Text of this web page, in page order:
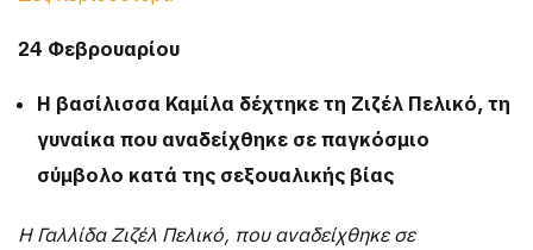
24 Φεβρουαρίου
Η βασίλισσα Καμίλα δέχτηκε τη Ζιζέλ Πελικό, τη
γυναίκα που αναδείχθηκε σε παγκόσμιο
σύμβολο κατά της σεξουαλικής βίας
Η Γαλλίδα Ζιζέλ Πελικό, που αναδείχθηκε σε